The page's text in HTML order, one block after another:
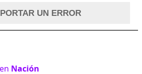
UN ERROR
Nación